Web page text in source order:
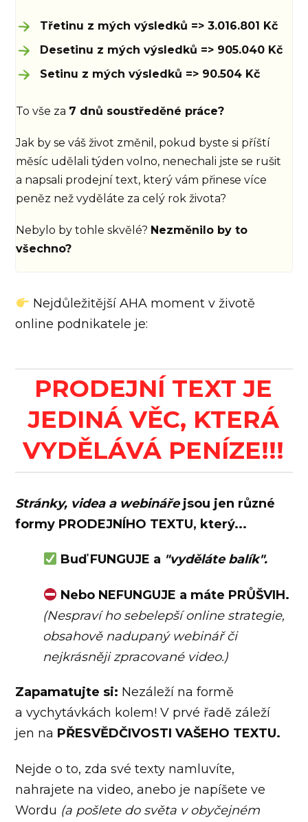
Třetinu z mých výsledků => 3.016.801 Kč
Desetinu z mých výsledků => 905.040 Kč
Setinu z mých výsledků => 90.504 Kč
To vše za 7 dnů soustředěné práce?
Jak by se váš život změnil, pokud byste si příští
měsíc udělali týden volno, nenechali jste se rušit
a napsali prodejní text, který vám přinese více
peněz než vyděláte za celý rok života?
Nebylo by tohle skvělé? Nezměnilo by to
všechno?
Nejdůležitější AHA moment v životě
online podnikatele je:
PRODEJNÍ TEXT JE
JEDINÁ VĚC, KTERÁ
VYDĚLÁVÁ PENÍZE!!!
Stránky, videa a webinářejsou jen různé
formy PRODEJNÍHO TEXTU, který...
Buď FUNGUJE a "vyděláte balík".
Nebo NEFUNGUJE a máte PRŮŠVIH.
(Nespraví ho sebelepší online strategie,
obsahově nadupaný webinář či
nejkrásněji zpracované video.)
Zapamatujte si: Nezáleží na formě
a vychytávkách kolem! V prvé řadě záleží
jen na PŘESVĚDČIVOSTI VAŠEHO TEXTU.
Nejde o to, zda své texty namluvíte,
nahrajete na video, anebo je napíšete ve
Wordu (a pošlete do světa v obyčejném